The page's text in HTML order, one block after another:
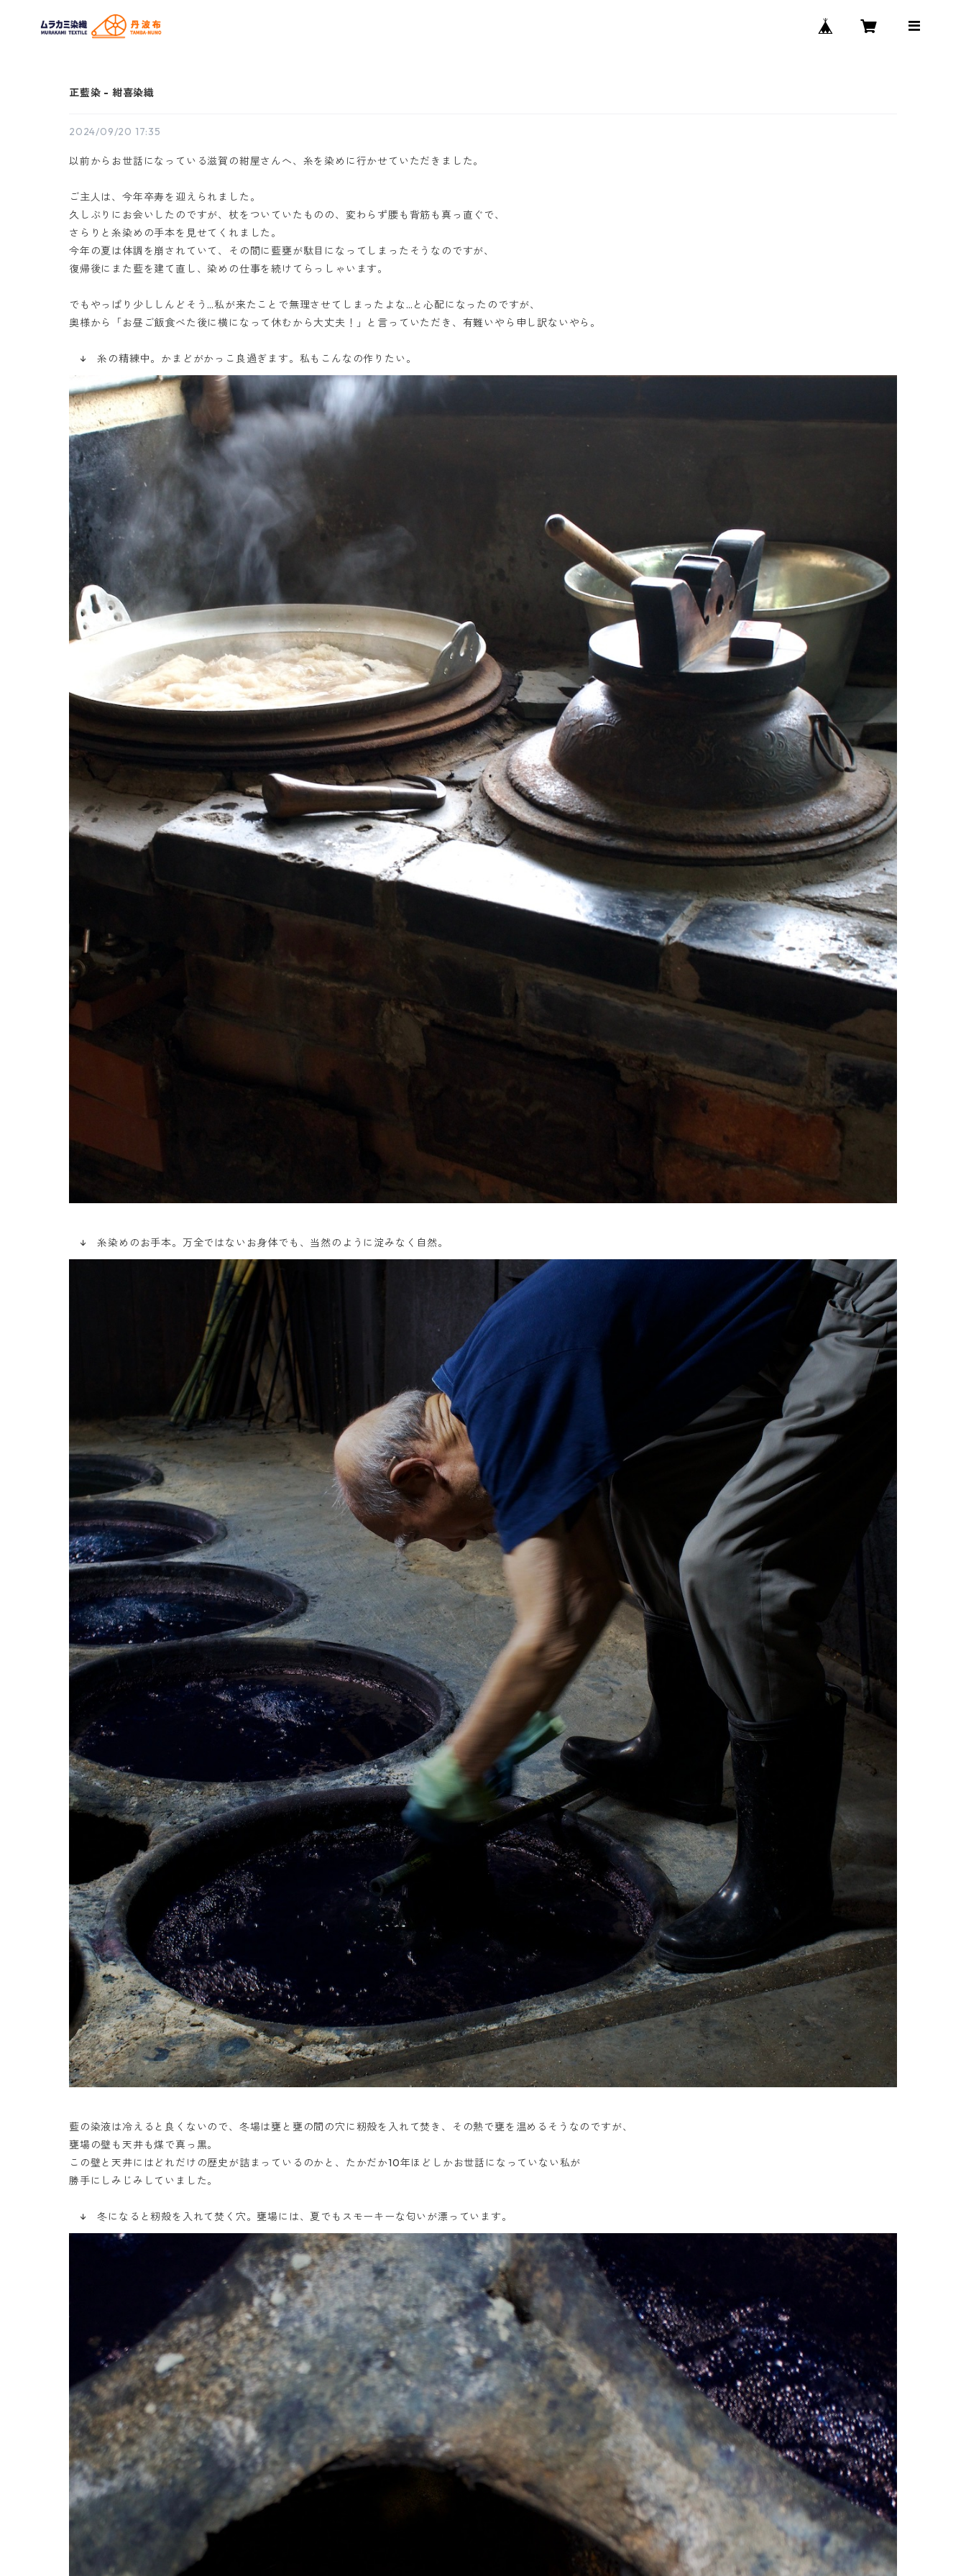
正藍染 - 紺喜染織
2024/09/20 17:35
以前からお世話になっている滋賀の紺屋さんへ、糸を染めに行かせていただきました。
ご主人は、今年卒寿を迎えられました。
久しぶりにお会いしたのですが、杖をついていたものの、変わらず腰も背筋も真っ直ぐで、
さらりと糸染めの手本を見せてくれました。
今年の夏は体調を崩されていて、その間に藍甕が駄目になってしまったそうなのですが、
復帰後にまた藍を建て直し、染めの仕事を続けてらっしゃいます。
でもやっぱり少ししんどそう…私が来たことで無理させてしまったよな…と心配になったのですが、
奥様から「お昼ご飯食べた後に横になって休むから大丈夫！」と言っていただき、有難いやら申し訳ないやら。
↓ 糸の精練中。かまどがかっこ良過ぎます。私もこんなの作りたい。
↓ 糸染めのお手本。万全ではないお身体でも、当然のように淀みなく自然。
藍の染液は冷えると良くないので、冬場は甕と甕の間の穴に籾殻を入れて焚き、その熱で甕を温めるそうなのですが、
甕場の壁も天井も煤で真っ黒。
この壁と天井にはどれだけの歴史が詰まっているのかと、たかだか10年ほどしかお世話になっていない私が
勝手にしみじみしていました。
↓ 冬になると籾殻を入れて焚く穴。甕場には、夏でもスモーキーな匂いが漂っています。